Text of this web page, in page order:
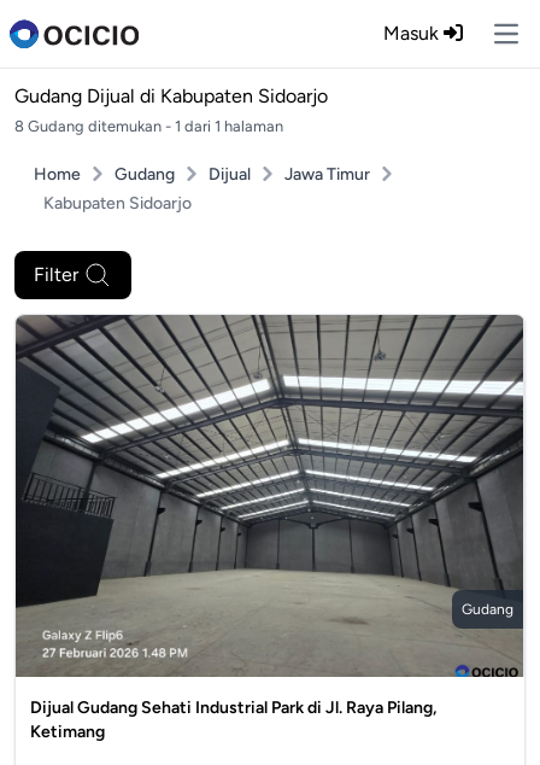
Masuk
Gudang Dijual di Kabupaten Sidoarjo
8 Gudang ditemukan - 1 dari 1 halaman
Home Gudang Dijual
Jawa Timur
Kabupaten Sidoarjo
Filter
Gudang
Dijual Gudang Sehati Industrial Park di Jl. Raya Pilang,
Ketimang